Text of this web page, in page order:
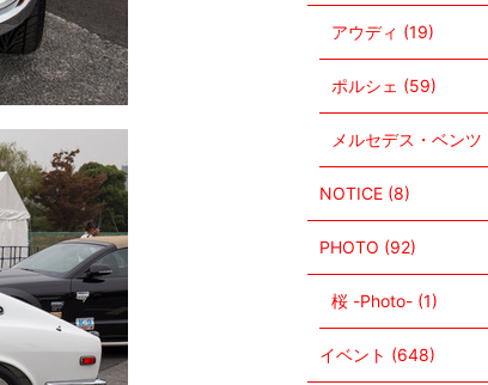
アウディ (19)
ポルシェ (59)
メルセデス・ベンツ
NOTICE (8)
PHOTO (92)
桜 -Photo- (1)
イベント (648)